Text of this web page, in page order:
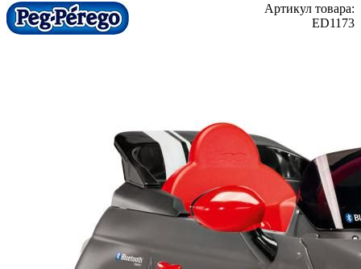
Артикул товара:
ED1173